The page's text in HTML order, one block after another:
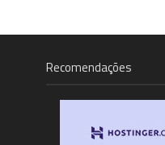
Recomendações